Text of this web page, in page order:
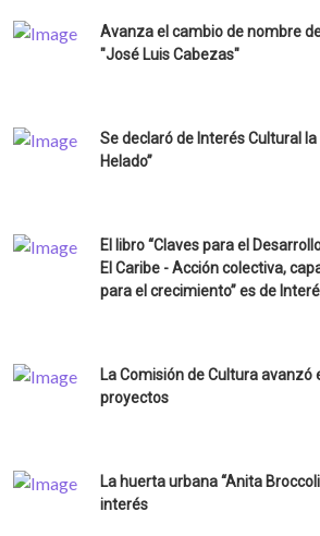
Avanza el cambio de nombre
"José Luis Cabezas"
Se declaró de Interés Cultural
Helado”
El libro “Claves para el
El Caribe - Acción colectiva,
para el crecimiento” es de
La Comisión de Cultura avanzó
proyectos
La huerta urbana “Anita
interés